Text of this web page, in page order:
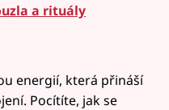
a rituály
energií, která přináší
Pocítíte, jak se